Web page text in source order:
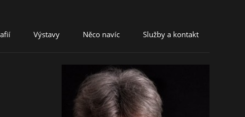
Výstavy Něco navíc Služby a kontakt